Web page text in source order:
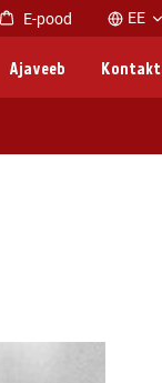
E-pood EE
Ajaveeb Kontakt